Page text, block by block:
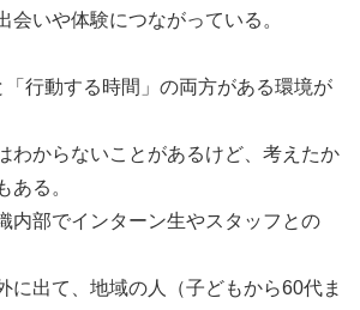
会いや体験につながっている。
行動する時間」の両方がある環境が
わからないことがあるけど、考えたか
ある。
内部でインターン生やスタッフとの
に出て、地域の人（子どもから60代ま